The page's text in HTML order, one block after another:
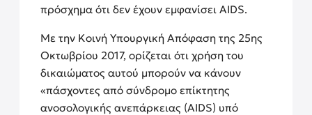
πρόσχημα ότι δεν έχουν εμφανίσει AIDS.
Με την Κοινή Υπουργική Απόφαση της 25ης
Οκτωβρίου 2017, ορίζεται ότι χρήση του
δικαιώματος αυτού μπορούν να κάνουν
«πάσχοντες από σύνδρομο επίκτητης
ανοσολογικής ανεπάρκειας (AIDS) υπό